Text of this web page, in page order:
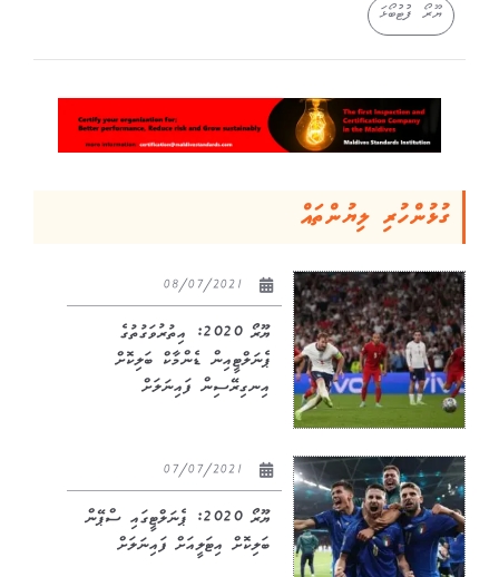
ޔޫރޯ ފުޓުބޯޅަ
ގުޅުންހުރި ލިޔުންތައް
ޔޫރޯ 2020: އިތުރުވަގުތުގެ
ޕެނަލްޓީއިން ޑެންމާކް ބަލިކޮށް
އިނގިރޭސިން ފައިނަލަށް
ޔޫރޯ 2020: ޕެނަލްޓީގައި ސްޕޭން
ބަލިކޮށް އިޓަލީއަށް ފައިނަލަށް